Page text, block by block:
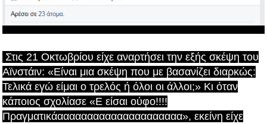
Στις 21 Οκτωβρίου είχε αναρτήσει την εξής σκέψη του
Αϊνστάιν: «Είναι μια σκέψη που με βασανίζει διαρκώς:
Τελικά εγώ είμαι ο τρελός ή όλοι οι άλλοι;» Κι όταν
κάποιος σχολίασε «E είσαι ούφο!!!!
Πραγματικάααααααααααααααααααααα», εκείνη είχε